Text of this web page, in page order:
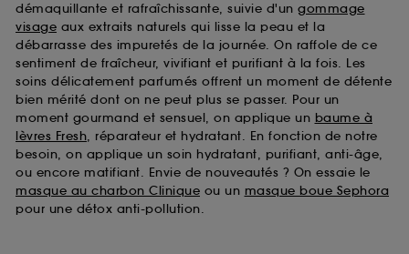
démaquillante et rafraîchissante, suivie d'un gommage
visage aux extraits naturels qui lisse la peau et la
débarrasse des impuretés de la journée. On raffole de ce
sentiment de fraîcheur, vivifiant et purifiant à la fois. Les
soins délicatement parfumés offrent un moment de détente
bien mérité dont on ne peut plus se passer. Pour un
moment gourmand et sensuel, on applique un baume à
lèvres Fresh, réparateur et hydratant. En fonction de notre
besoin, on applique un soin hydratant, purifiant, anti-âge,
ou encore matifiant. Envie de nouveautés ? On essaie le
masque au charbon Clinique ou un masque boue Sephora
pour une détox anti-pollution.